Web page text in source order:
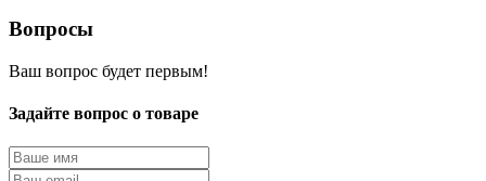
Вопросы
Ваш вопрос будет первым!
Задайте вопрос о товаре